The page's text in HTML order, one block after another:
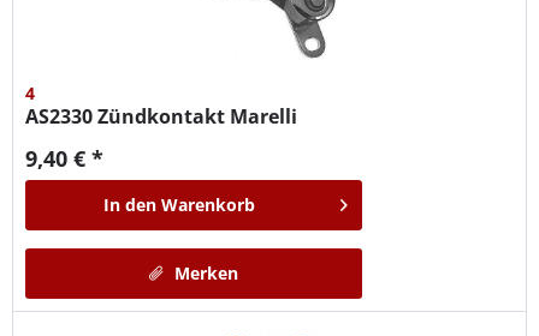
4
AS2330Zündkontakt Marelli
9,40 € *
In den Warenkorb
Merken